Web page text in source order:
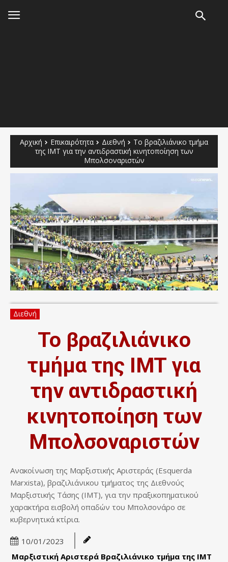
Αρχική Επικαιρότητα Διεθνή
Το βραζιλιάνικο τμήμα
της IMT για την αντιδραστική κινητοποίηση των
Μπολσοναριστών
Διεθνή
Το βραζιλιάνικο
τμήμα της IMT για
την αντιδραστική
κινητοποίηση των
Μπολσοναριστών
Ανακοίνωση της Μαρξιστικής Αριστεράς (Esquerda
Marxista), βραζιλιάνικου τμήματος της Διεθνούς
Μαρξιστικής Τάσης (IMT), για την πραξικοπηματικού
χαρακτήρα εισβολή οπαδών του Μπολσονάρο σε
κυβερνητικά κτίρια.
10/01/2023
Μαρξιστική Αριστερά Βραζιλιάνικο τμήμα της IMT